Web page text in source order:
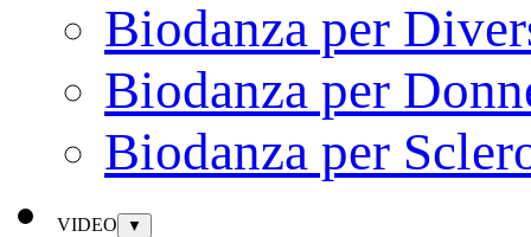
Biodanza per
Biodanza per
Biodanza per
VIDEO ▼